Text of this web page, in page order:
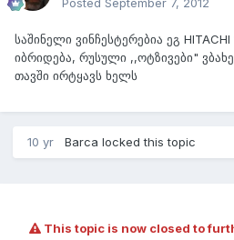
Posted September 7, 2012
საშინელი ვინჩესტერებია ეგ
იბრიდება, რუსული ,,ოტზივები"
თავში ირტყავს ხელს
10 yr Barca locked this topic
This topic is now closed to